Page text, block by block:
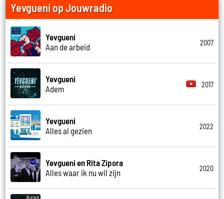
Yevgueni op Jouwradio
Yevgueni
Aan de arbeid
2007
Yevgueni
Adem
2017
Yevgueni
Alles al gezien
2022
Yevgueni en Rita Zipora
Alles waar ik nu wil zijn
2020